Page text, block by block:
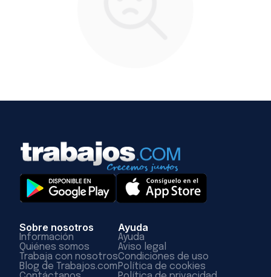
Sobre nosotros
Información
Quiénes somos
Trabaja con nosotros
Blog de Trabajos.com
Ayuda
Ayuda
Aviso legal
Condiciones de uso
Política de cookies